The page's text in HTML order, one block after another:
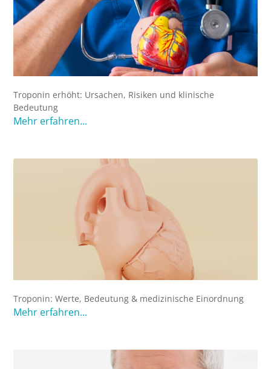
Troponin erhöht: Ursachen, Risiken und klinische
Bedeutung
Mehr erfahren...
Troponin: Werte, Bedeutung & medizinische Einordnung
Mehr erfahren...